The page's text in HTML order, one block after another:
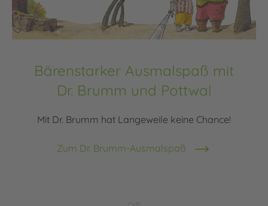
Bärenstarker Ausmalspaß mit
Dr. Brumm und Pottwal
Mit Dr. Brumm hat Langeweile keine Chance!
Zum Dr. Brumm-Ausmalspaß